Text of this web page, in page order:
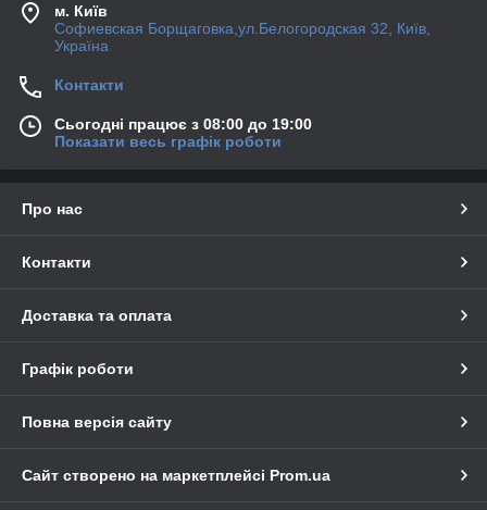
м. Київ
Софиевская Борщаговка,ул.Белогородская 32, Київ,
Україна
Контакти
Сьогодні працює з 08:00 до 19:00
Показати весь графік роботи
Про нас
Контакти
Доставка та оплата
Графік роботи
Повна версія сайту
Сайт створено на маркетплейсі Prom.ua